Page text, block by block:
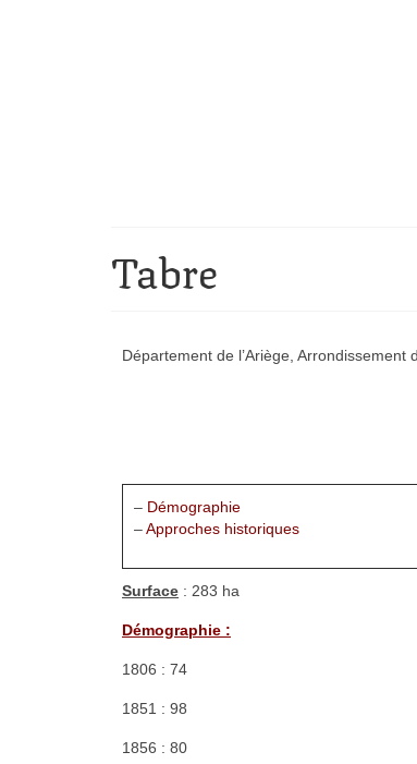
Tabre
Département de l’Ariège,
– Démographie
–Approches historiques
Surface : 283 ha
Démographie :
1806 : 74
1851 : 98
1856 : 80